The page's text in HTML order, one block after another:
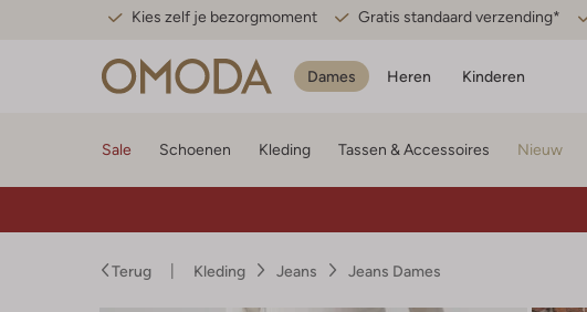
Kies zelf je bezorgmoment Gratis standaard verzending*
Dames Heren Kinderen
Sale Schoenen Kleding Tassen & Accessoires Nieuw
Terug Kleding Jeans Jeans Dames